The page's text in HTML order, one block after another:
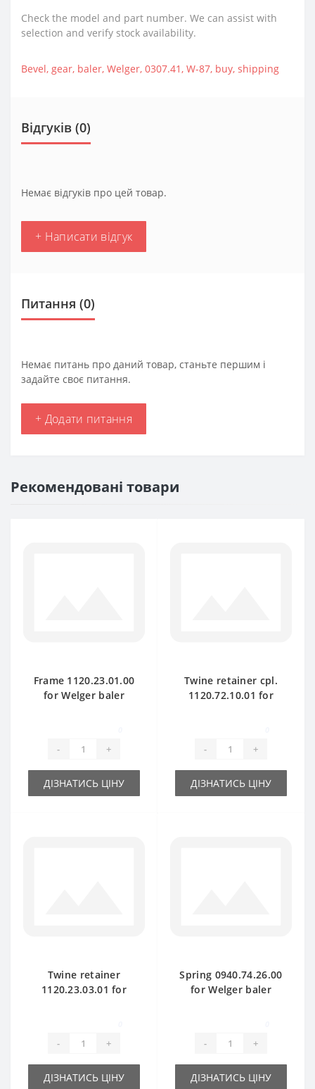
Check the model and part number. We can assist with
selection and verify stock availability.
Bevel, gear, baler, Welger, 0307.41, W-87, buy, shipping
Відгуків (0)
Немає відгуків про цей товар.
+ Написати відгук
Питання (0)
Немає питань про даний товар, станьте першим і
задайте своє питання.
+ Додати питання
Рекомендовані товари
Frame 1120.23.01.00
for Welger baler
- +
ДІЗНАТИСЬ ЦІНУ
Twine retainer cpl.
1120.72.10.01 for
- +
ДІЗНАТИСЬ ЦІНУ
Twine retainer
1120.23.03.01 for
- +
ДІЗНАТИСЬ ЦІНУ
Spring 0940.74.26.00
for Welger baler
- +
ДІЗНАТИСЬ ЦІНУ